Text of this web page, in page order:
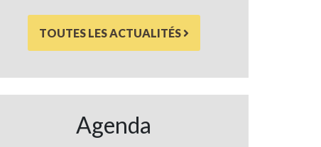
TOUTES LES ACTUALITÉS
Agenda